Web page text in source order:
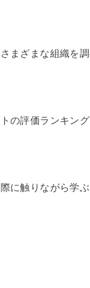
まざまな組織を
の評価ランキン
に触りながら学ぶ